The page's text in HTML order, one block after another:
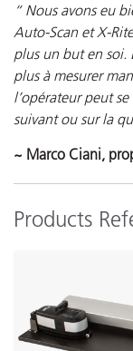
“ Nous avons eu
Auto-Scan et X-
plus un but en soi.
plus à mesurer
l’opérateur peut
suivant ou sur la
~ Marco Ciani,
Products